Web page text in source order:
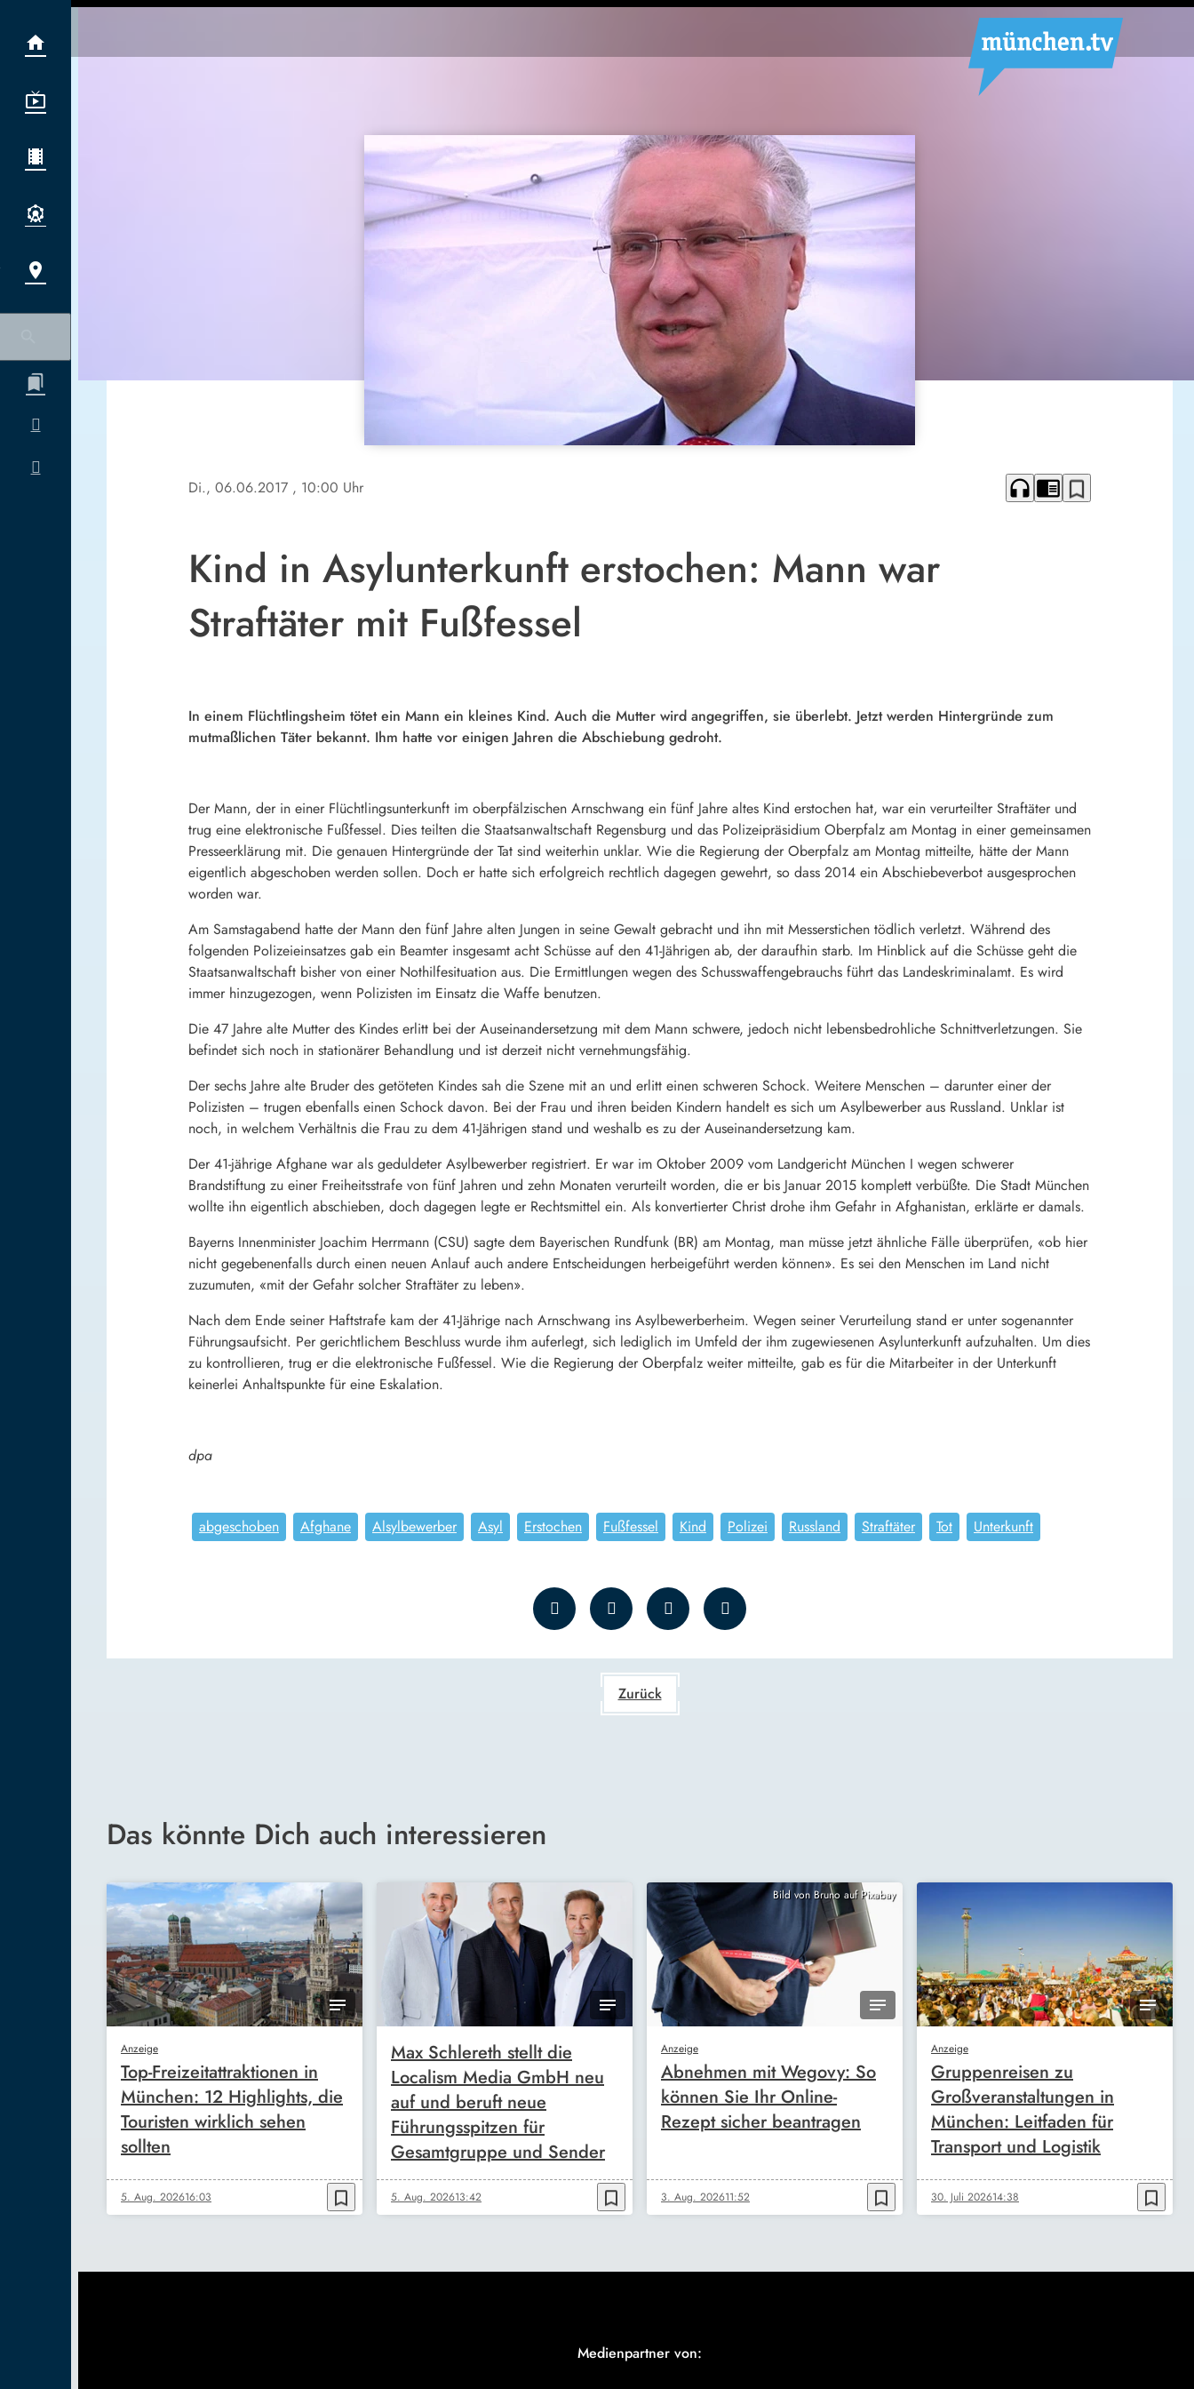
Di., 06.06.2017 , 10:00 Uhr headphones chrome_reader_mode bookmark_border
Kind in Asylunterkunft erstochen: Mann war
Straftäter mit Fußfessel
In einem Flüchtlingsheim tötet ein Mann ein kleines Kind. Auch die Mutter wird angegriffen, sie überlebt. Jetzt werden Hintergründe zum
mutmaßlichen Täter bekannt. Ihm hatte vor einigen Jahren die Abschiebung gedroht.
Der Mann, der in einer Flüchtlingsunterkunft im oberpfälzischen Arnschwang ein fünf Jahre altes Kind erstochen hat, war ein verurteilter Straftäter und
trug eine elektronische Fußfessel. Dies teilten die Staatsanwaltschaft Regensburg und das Polizeipräsidium Oberpfalz am Montag in einer gemeinsamen
Presseerklärung mit. Die genauen Hintergründe der Tat sind weiterhin unklar. Wie die Regierung der Oberpfalz am Montag mitteilte, hätte der Mann
eigentlich abgeschoben werden sollen. Doch er hatte sich erfolgreich rechtlich dagegen gewehrt, so dass 2014 ein Abschiebeverbot ausgesprochen
worden war.
Am Samstagabend hatte der Mann den fünf Jahre alten Jungen in seine Gewalt gebracht und ihn mit Messerstichen tödlich verletzt. Während des
folgenden Polizeieinsatzes gab ein Beamter insgesamt acht Schüsse auf den 41-Jährigen ab, der daraufhin starb. Im Hinblick auf die Schüsse geht die
Staatsanwaltschaft bisher von einer Nothilfesituation aus. Die Ermittlungen wegen des Schusswaffengebrauchs führt das Landeskriminalamt. Es wird
immer hinzugezogen, wenn Polizisten im Einsatz die Waffe benutzen.
Die 47 Jahre alte Mutter des Kindes erlitt bei der Auseinandersetzung mit dem Mann schwere, jedoch nicht lebensbedrohliche Schnittverletzungen. Sie
befindet sich noch in stationärer Behandlung und ist derzeit nicht vernehmungsfähig.
Der sechs Jahre alte Bruder des getöteten Kindes sah die Szene mit an und erlitt einen schweren Schock. Weitere Menschen – darunter einer der
Polizisten – trugen ebenfalls einen Schock davon. Bei der Frau und ihren beiden Kindern handelt es sich um Asylbewerber aus Russland. Unklar ist
noch, in welchem Verhältnis die Frau zu dem 41-Jährigen stand und weshalb es zu der Auseinandersetzung kam.
Der 41-jährige Afghane war als geduldeter Asylbewerber registriert. Er war im Oktober 2009 vom Landgericht München I wegen schwerer
Brandstiftung zu einer Freiheitsstrafe von fünf Jahren und zehn Monaten verurteilt worden, die er bis Januar 2015 komplett verbüßte. Die Stadt München
wollte ihn eigentlich abschieben, doch dagegen legte er Rechtsmittel ein. Als konvertierter Christ drohe ihm Gefahr in Afghanistan, erklärte er damals.
Bayerns Innenminister Joachim Herrmann (CSU) sagte dem Bayerischen Rundfunk (BR) am Montag, man müsse jetzt ähnliche Fälle überprüfen, «ob hier
nicht gegebenenfalls durch einen neuen Anlauf auch andere Entscheidungen herbeigeführt werden können». Es sei den Menschen im Land nicht
zuzumuten, «mit der Gefahr solcher Straftäter zu leben».
Nach dem Ende seiner Haftstrafe kam der 41-Jährige nach Arnschwang ins Asylbewerberheim. Wegen seiner Verurteilung stand er unter sogenannter
Führungsaufsicht. Per gerichtlichem Beschluss wurde ihm auferlegt, sich lediglich im Umfeld der ihm zugewiesenen Asylunterkunft aufzuhalten. Um dies
zu kontrollieren, trug er die elektronische Fußfessel. Wie die Regierung der Oberpfalz weiter mitteilte, gab es für die Mitarbeiter in der Unterkunft
keinerlei Anhaltspunkte für eine Eskalation.
dpa
abgeschoben Afghane Alsylbewerber Asyl Erstochen Fußfessel Kind Polizei Russland Straftäter Tot Unterkunft
Zurück
Das könnte Dich auch interessieren
Anzeige
Top-Freizeitattraktionen in
München: 12 Highlights, die
Touristen wirklich sehen
sollten
5. Aug. 202616:03 bookmark_border
Max Schlereth stellt die
Localism Media GmbH neu
auf und beruft neue
Führungsspitzen für
Gesamtgruppe und Sender
5. Aug. 202613:42 bookmark_border
Bild von Bruno auf Pixabay
Anzeige
Abnehmen mit Wegovy: So
können Sie Ihr Online-
Rezept sicher beantragen
3. Aug. 202611:52 bookmark_border
Anzeige
Gruppenreisen zu
Großveranstaltungen in
München: Leitfaden für
Transport und Logistik
30. Juli 202614:38 bookmark_border
Medienpartner von: